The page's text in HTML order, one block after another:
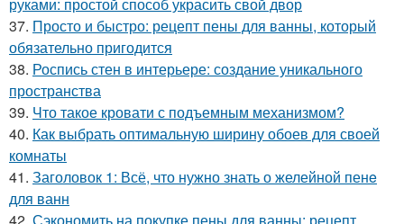
37. Просто и быстро: рецепт пены для ванны, который
обязательно пригодится
38. Роспись стен в интерьере: создание уникального
пространства
39. Что такое кровати с подъемным механизмом?
40. Как выбрать оптимальную ширину обоев для своей
комнаты
41. Заголовок 1: Всё, что нужно знать о желейной пенe
для ванн